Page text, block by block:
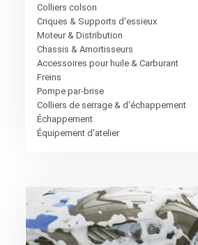
Colliers colson
Criques & Supports d'essieux
Moteur & Distribution
Chassis & Amortisseurs
Accessoires pour huile & Carburant
Freins
Pompe par-brise
Colliers de serrage & d'échappement
Échappement
Équipement d'atelier